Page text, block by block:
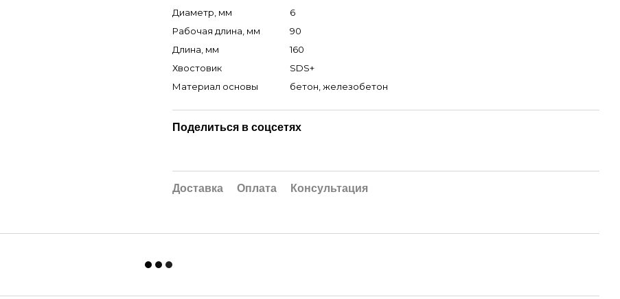
Диаметр, мм
6
Рабочая длина, мм
90
Длина, мм
160
Хвостовик
SDS+
Материал основы
бетон, железобетон
Поделиться в соцсетях
Доставка Оплата Консультация